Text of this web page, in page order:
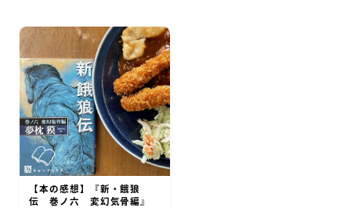
【本の感想】『新・餓狼
伝 巻ノ六 変幻気骨編』